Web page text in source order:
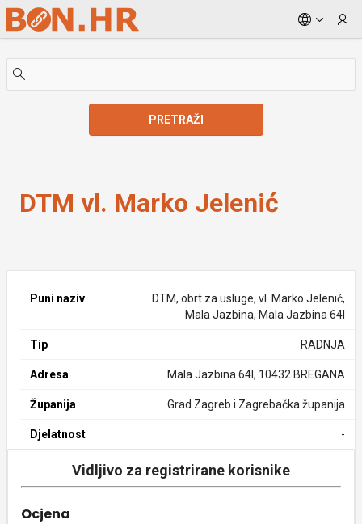
Skip to Main Content
PRETRAŽI
DTM vl. Marko Jelenić
Puni naziv
DTM, obrt za usluge, vl. Marko Jelenić,
Mala Jazbina, Mala Jazbina 64I
Tip RADNJA
Adresa Mala Jazbina 64I, 10432 BREGANA
Županija Grad Zagreb i Zagrebačka županija
Djelatnost -
Vidljivo za registrirane korisnike
Ocjena